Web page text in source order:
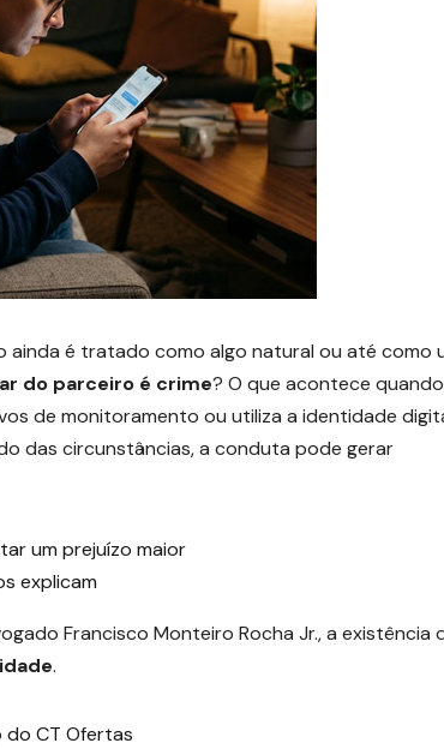
ainda é tratado como algo natural ou até como
do parceiro é crime? O que acontece quando
de monitoramento ou utiliza a identidade
das circunstâncias, a conduta pode gerar
um prejuízo maior
explicam
Francisco Monteiro Rocha Jr., a existência
.
do CT Ofertas